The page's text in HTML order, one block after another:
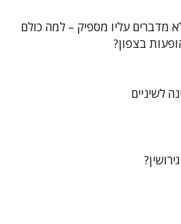
מדברים עליו מספיק – למה כולם
בצפון?
לשיניים